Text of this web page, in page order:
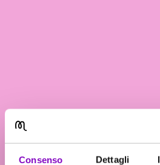
Consenso Dettagli